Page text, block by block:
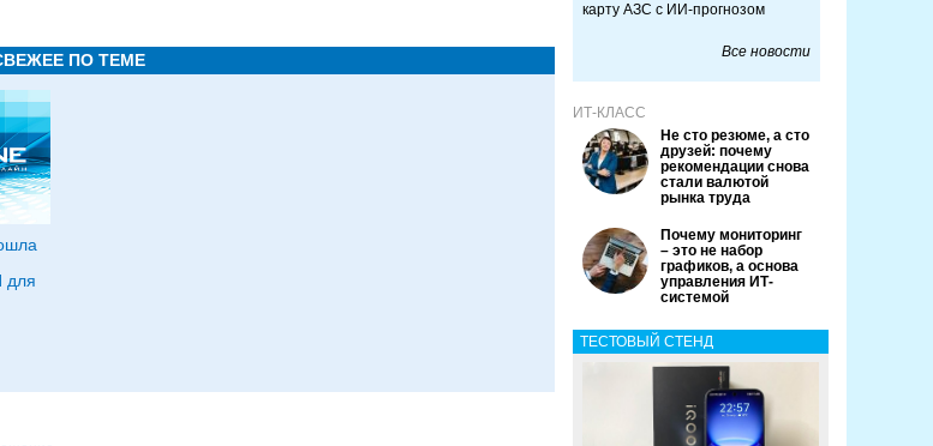
ПО ТЕМЕ
для
карту АЗС с ИИ-прогнозом
Все новости
ИТ-КЛАСС
Не сто резюме, а сто
друзей: почему
рекомендации снова
стали валютой
рынка труда
Почему мониторинг
– это не набор
графиков, а основа
управления ИТ-
системой
ТЕСТОВЫЙ СТЕНД